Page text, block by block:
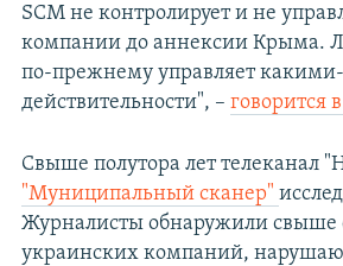
SCM не контролирует и не
компании до аннексии Крыма.
по-прежнему управляет
действительности", –говорится
Свыше полутора лет телеканал
"Муниципальный сканер"
Журналисты обнаружили свыше
украинских компаний,